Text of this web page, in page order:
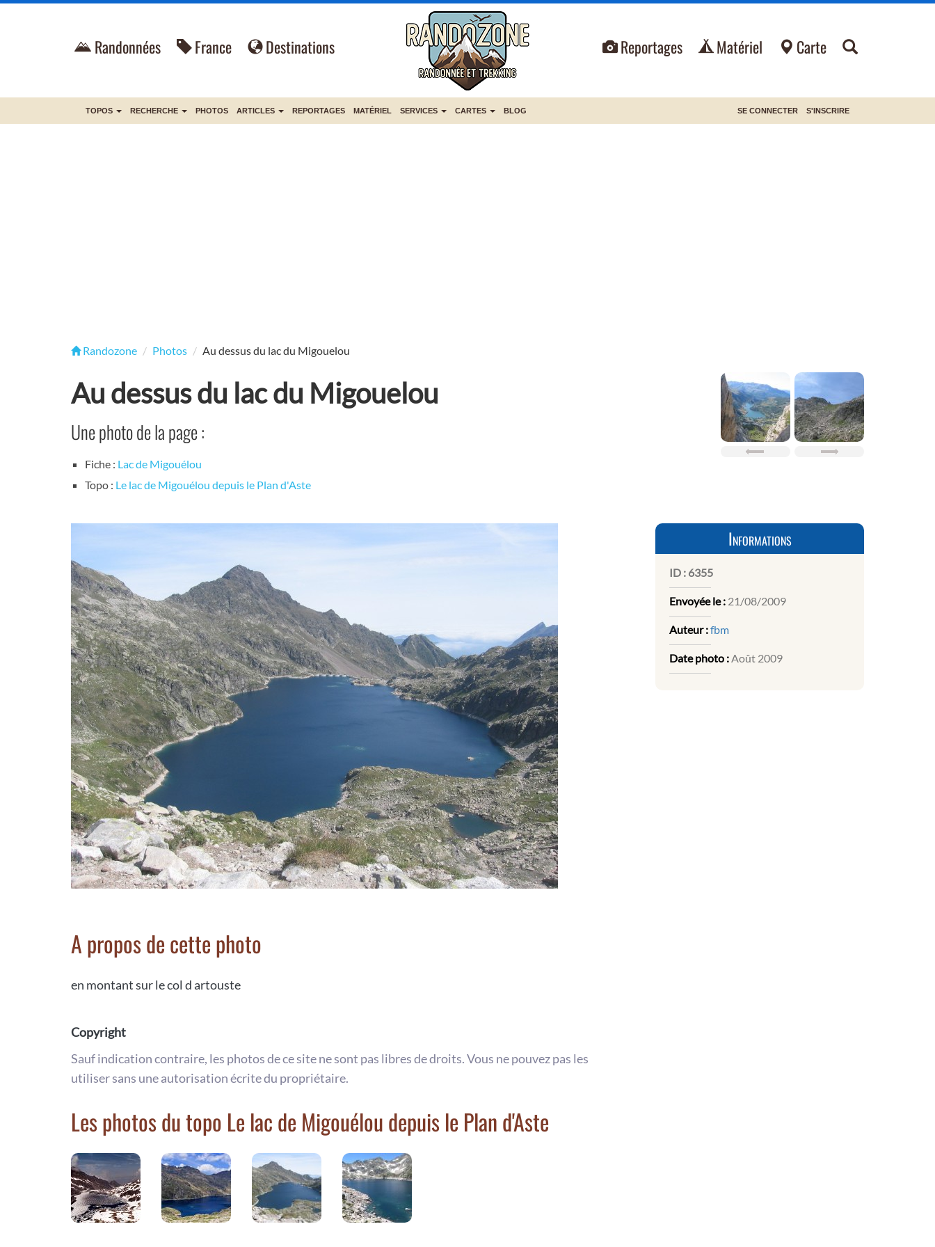
Randonnées France Destinations Reportages Matériel Carte
TOPOS RECHERCHE PHOTOS ARTICLES REPORTAGES MATÉRIEL SERVICES CARTES BLOG SE CONNECTER S'INSCRIRE
Randozone Photos Au dessus du lac du Migouelou
Au dessus du lac du Migouelou
Une photo de la page :
Fiche : Lac de Migouélou
Topo : Le lac de Migouélou depuis le Plan d'Aste
A propos de cette photo
en montant sur le col d artouste
Copyright
Sauf indication contraire, les photos de ce site ne sont pas libres de droits. Vous ne pouvez pas les
utiliser sans une autorisation écrite du propriétaire.
Les photos du topo Le lac de Migouélou depuis le Plan d'Aste
Informations
ID : 6355
Envoyée le : 21/08/2009
Auteur :fbm
Date photo :Août 2009